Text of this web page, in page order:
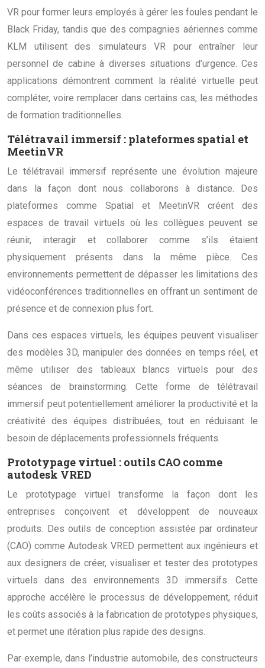
VR pour former leurs employés à gérer les foules pendant le
Black Friday, tandis que des compagnies aériennes comme
KLM utilisent des simulateurs VR pour entraîner leur
personnel de cabine à diverses situations d’urgence. Ces
applications démontrent comment la réalité virtuelle peut
compléter, voire remplacer dans certains cas, les méthodes
de formation traditionnelles.
Télétravail immersif : plateformes spatial et
MeetinVR
Le télétravail immersif représente une évolution majeure
dans la façon dont nous collaborons à distance. Des
plateformes comme Spatial et MeetinVR créent des
espaces de travail virtuels où les collègues peuvent se
réunir, interagir et collaborer comme s’ils étaient
physiquement présents dans la même pièce. Ces
environnements permettent de dépasser les limitations des
vidéoconférences traditionnelles en offrant un sentiment de
présence et de connexion plus fort.
Dans ces espaces virtuels, les équipes peuvent visualiser
des modèles 3D, manipuler des données en temps réel, et
même utiliser des tableaux blancs virtuels pour des
séances de brainstorming. Cette forme de télétravail
immersif peut potentiellement améliorer la productivité et la
créativité des équipes distribuées, tout en réduisant le
besoin de déplacements professionnels fréquents.
Prototypage virtuel : outils CAO comme
autodesk VRED
Le prototypage virtuel transforme la façon dont les
entreprises conçoivent et développent de nouveaux
produits. Des outils de conception assistée par ordinateur
(CAO) comme Autodesk VRED permettent aux ingénieurs et
aux designers de créer, visualiser et tester des prototypes
virtuels dans des environnements 3D immersifs. Cette
approche accélère le processus de développement, réduit
les coûts associés à la fabrication de prototypes physiques,
et permet une itération plus rapide des designs.
Par exemple, dans l’industrie automobile, des constructeurs